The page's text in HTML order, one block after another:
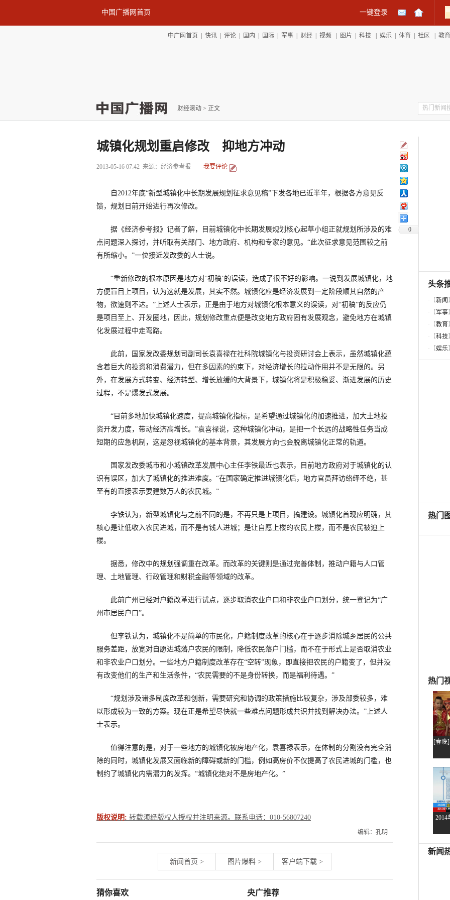
中国广播网首页 一键登录
中广网首页 快讯| 评论| 国内 国际| 军事| 财经| 视频 图片 科技 娱乐| 体育 社区 教育
财经滚动 > 正文
0
城镇化规划重启修改 抑地方冲动
2013-05-16 07:42 来源：经济参考报 我要评论
自2012年底“新型城镇化中长期发展规划征求意见稿”下发各地已近半年，根据各方意见反
馈，规划日前开始进行再次修改。
据《经济参考报》记者了解，目前城镇化中长期发展规划核心起草小组正就规划所涉及的难
点问题深入探讨，并听取有关部门、地方政府、机构和专家的意见。“此次征求意见范围较之前
有所缩小。”一位接近发改委的人士说。
“重新修改的根本原因是地方对‘初稿’的误读，造成了很不好的影响。一说到发展城镇化，地
方便盲目上项目，认为这就是发展，其实不然。城镇化应是经济发展到一定阶段顺其自然的产
物，欲速则不达。”上述人士表示，正是由于地方对城镇化根本意义的误读，对“初稿”的反应仍
是项目至上、开发圈地，因此，规划修改重点便是改变地方政府固有发展观念，避免地方在城镇
化发展过程中走弯路。
此前，国家发改委规划司副司长袁喜禄在社科院城镇化与投资研讨会上表示，虽然城镇化蕴
含着巨大的投资和消费潜力，但在多因素的约束下，对经济增长的拉动作用并不是无限的。另
外，在发展方式转变、经济转型、增长放缓的大背景下，城镇化将是积极稳妥、渐进发展的历史
过程，不是爆发式发展。
“目前多地加快城镇化速度，提高城镇化指标，是希望通过城镇化的加速推进，加大土地投
资开发力度，带动经济高增长。”袁喜禄说，这种城镇化冲动，是把一个长远的战略性任务当成
短期的应急机制，这是忽视城镇化的基本背景，其发展方向也会脱离城镇化正常的轨道。
国家发改委城市和小城镇改革发展中心主任李铁最近也表示，目前地方政府对于城镇化的认
识有误区，加大了城镇化的推进难度。“在国家确定推进城镇化后，地方官员拜访络绎不绝，甚
至有的直接表示要建数万人的农民城。”
李铁认为，新型城镇化与之前不同的是，不再只是上项目，搞建设。城镇化首现应明确，其
核心是让低收入农民进城，而不是有钱人进城；是让自愿上楼的农民上楼，而不是农民被迫上
楼。
据悉，修改中的规划强调重在改革。而改革的关键则是通过完善体制，推动户籍与人口管
理、土地管理、行政管理和财税金融等领域的改革。
此前广州已经对户籍改革进行试点，逐步取消农业户口和非农业户口划分，统一登记为“广
州市居民户口”。
但李铁认为，城镇化不是简单的市民化，户籍制度改革的核心在于逐步消除城乡居民的公共
服务差距，放宽对自愿进城落户农民的限制，降低农民落户门槛，而不在于形式上是否取消农业
和非农业户口划分。一些地方户籍制度改革存在“空转”现象，即直接把农民的户籍变了，但并没
有改变他们的生产和生活条件，“农民需要的不是身份转换，而是福利待遇。”
“规划涉及诸多制度改革和创新，需要研究和协调的政策措施比较复杂，涉及部委较多，难
以形成较为一致的方案。现在正是希望尽快就一些难点问题形成共识并找到解决办法。”上述人
士表示。
值得注意的是，对于一些地方的城镇化被房地产化，袁喜禄表示，在体制的分割没有完全消
除的同时，城镇化发展又面临新的障碍或新的门槛，例如高房价不仅提高了农民进城的门槛，也
制约了城镇化内需潜力的发挥。“城镇化绝对不是房地产化。”
版权说明: 转载须经版权人授权并注明来源。联系电话：010-56807240
编辑：孔明
新闻首页 > 图片爆料 > 客户端下载 >
猜你喜欢 央广推荐